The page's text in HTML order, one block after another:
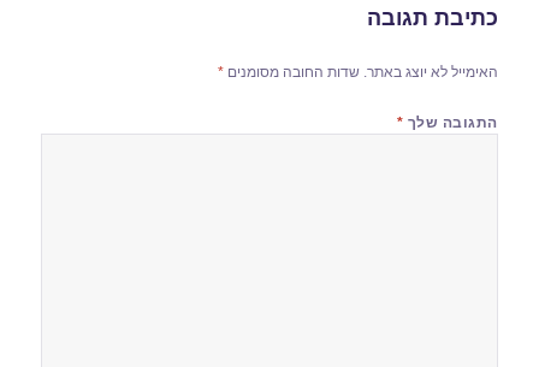
כתיבת תגובה
האימייל לא יוצג באתר. שדות החובה מסומנים*
התגובה שלך *